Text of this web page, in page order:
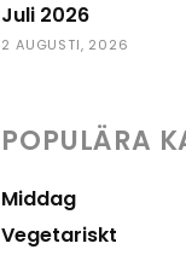
Juli 2026
2 AUGUSTI, 2026
POPULÄRA
Middag
Vegetariskt